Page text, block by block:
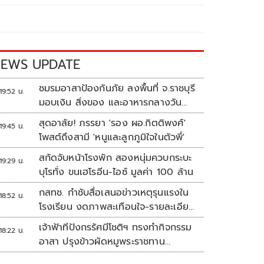
UPDATE
น.
ชมรมอาสาป้องกันภัย ลงพื้นที่ จ.ราชบุรี
มอบเงิน สิ่งของ และอาหารกลางวัน
แก่โรงเรียนบ้านหนองน้ำใส
น.
สุดอาลัย! ภรรยา 'รอง ผอ.กิตติพงศ์'
โพสต์ถึงสามี 'หนูและลูกภูมิใจในตัวพี่'
น.
สกัดจับหน้าโรงพัก สองหนุ่มควบกระบะ
บุโรทั่ง ขนเฮโรอีน-ไอซ์ มูลค่า 100 ล้าน
น.
กสทช. กำชับสื่อเสนอข่าวเหตุรุนแรงใน
โรงเรียน งดภาพสะเทือนใจ-รายละเอียด
เสี่ยงเลียนแบบ
น.
เจ้าฟ้าทีปังกรรัศมีโชติฯ ทรงทำกิจกรรม
อาสา ปรุงข้าวผัดหมูพระราชทาน
ประชาชน